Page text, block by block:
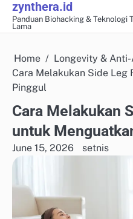
Skip
content
zynthera.id
Panduan Biohacking & Teknologi
Lama
Home
Longevity &
Cara Melakukan Side Leg
Pinggul
Cara Melakukan
untuk
June 15, 2026 setnis